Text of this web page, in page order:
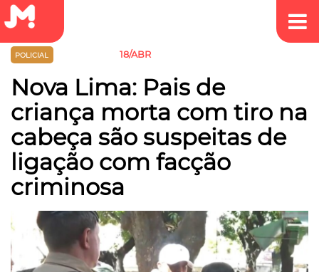
POLICIAL 18/ABR
Nova Lima: Pais de
criança morta com tiro na
cabeça são suspeitas de
ligação com facção
criminosa